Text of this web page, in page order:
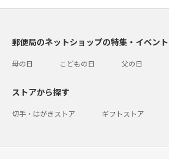
郵便局のネットショップの特集・イベント
母の日 こどもの日 父の日
ストアから探す
切手・はがきストア ギフトストア